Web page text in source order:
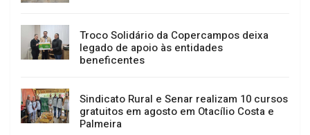
Troco Solidário da Copercampos deixa
legado de apoio às entidades
beneficentes
Sindicato Rural e Senar realizam 10 cursos
gratuitos em agosto em Otacílio Costa e
Palmeira